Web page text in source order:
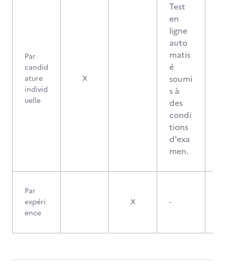
Par
candid
ature
individ
uelle
X
Test
en
ligne
auto
matis
é
soumi
s à
des
condi
tions
d'exa
men.
Par
expéri
ence
X -